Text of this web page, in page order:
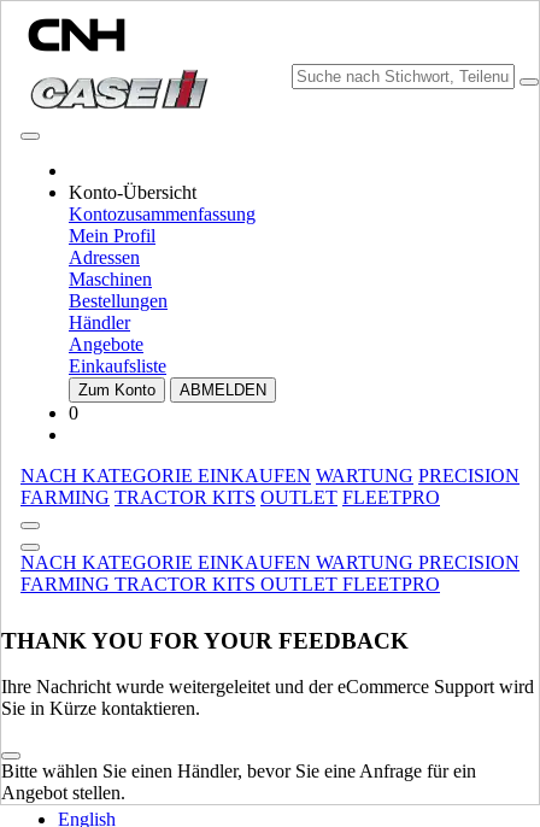
Konto-Übersicht
Kontozusammenfassung
Mein Profil
Adressen
Maschinen
Bestellungen
Händler
Angebote
Einkaufsliste
Zum Konto ABMELDEN
0
NACH KATEGORIE EINKAUFEN WARTUNG PRECISION
FARMING TRACTOR KITS OUTLET FLEETPRO
NACH KATEGORIE EINKAUFEN WARTUNG PRECISION
FARMING TRACTOR KITS OUTLET FLEETPRO
THANK YOU FOR YOUR FEEDBACK
Ihre Nachricht wurde weitergeleitet und der eCommerce Support wird
Sie in Kürze kontaktieren.
Bitte wählen Sie einen Händler, bevor Sie eine Anfrage für ein
Angebot stellen.
MARKE WÄHLEN
MARKE UND SPRACHE WÄHLEN
Nordamerika
USA
CANADA (English)
CANADA (French)
Europa
SPAIN | ESPAÑA
GERMANY | DEUTSCHLAND
ITALY | ITALIA
PORTUGAL | PORTUGAL
English